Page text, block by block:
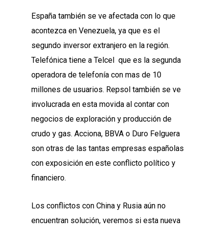
España también se ve afectada con lo que
acontezca en Venezuela, ya que es el
segundo inversor extranjero en la región.
Telefónica tiene a Telcel que es la segunda
operadora de telefonía con mas de 10
millones de usuarios. Repsol también se ve
involucrada en esta movida al contar con
negocios de exploración y producción de
crudo y gas. Acciona, BBVA o Duro Felguera
son otras de las tantas empresas españolas
con exposición en este conflicto político y
financiero.
Los conflictos con China y Rusia aún no
encuentran solución, veremos si esta nueva